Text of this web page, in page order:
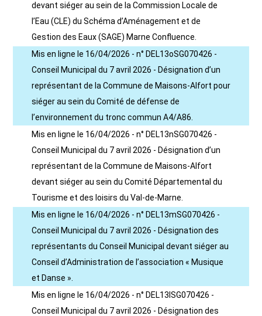
devant siéger au sein de la Commission Locale de
l’Eau (CLE) du Schéma d’Aménagement et de
Gestion des Eaux (SAGE) Marne Confluence.
Mis en ligne le 16/04/2026 - n° DEL13oSG070426 -
Conseil Municipal du 7 avril 2026 - Désignation d’un
représentant de la Commune de Maisons-Alfort pour
siéger au sein du Comité de défense de
l’environnement du tronc commun A4/A86.
Mis en ligne le 16/04/2026 - n° DEL13nSG070426 -
Conseil Municipal du 7 avril 2026 - Désignation d’un
représentant de la Commune de Maisons-Alfort
devant siéger au sein du Comité Départemental du
Tourisme et des loisirs du Val-de-Marne.
Mis en ligne le 16/04/2026 - n° DEL13mSG070426 -
Conseil Municipal du 7 avril 2026 - Désignation des
représentants du Conseil Municipal devant siéger au
Conseil d’Administration de l’association « Musique
et Danse ».
Mis en ligne le 16/04/2026 - n° DEL13lSG070426 -
Conseil Municipal du 7 avril 2026 - Désignation des